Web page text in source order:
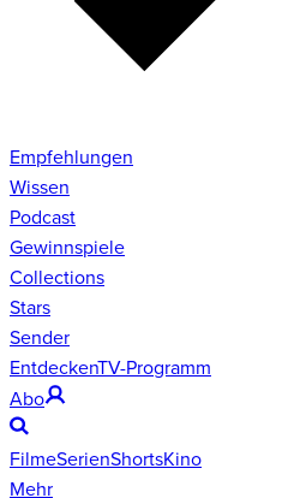
Empfehlungen
Wissen
Podcast
Gewinnspiele
Collections
Stars
Sender
EntdeckenTV-Programm
Abo
FilmeSerienShortsKino
Mehr